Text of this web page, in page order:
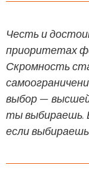
Честь и
приоритетах
Скромность
выбор —
ты выбираешь.
если